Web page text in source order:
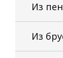
Из
Из